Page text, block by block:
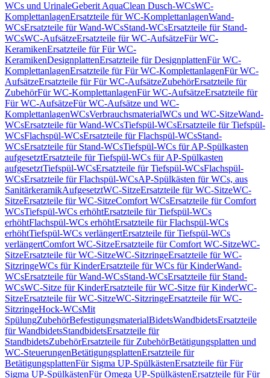
WCs und UrinaleGeberit AquaClean Dusch-WCsWC-
KomplettanlagenErsatzteile für WC-KomplettanlagenWand-
WCsErsatzteile für Wand-WCsStand-WCsErsatzteile für Stand-
WCsWC-AufsätzeErsatzteile für WC-AufsätzeFür WC-
KeramikenErsatzteile für Für WC-
KeramikenDesignplattenErsatzteile für DesignplattenFür WC-
KomplettanlagenErsatzteile für Für WC-KomplettanlagenFür WC-
AufsätzeErsatzteile für Für WC-AufsätzeZubehörErsatzteile für
ZubehörFür WC-KomplettanlagenFür WC-AufsätzeErsatzteile für
Für WC-AufsätzeFür WC-Aufsätze und WC-
KomplettanlagenWCsVerbrauchsmaterialWCs und WC-SitzeWand-
WCsErsatzteile für Wand-WCsTiefspül-WCsErsatzteile für Tiefspül-
WCsFlachspül-WCsErsatzteile für Flachspül-WCsStand-
WCsErsatzteile für Stand-WCsTiefspül-WCs für AP-Spülkasten
aufgesetztErsatzteile für Tiefspül-WCs für AP-Spülkasten
aufgesetztTiefspül-WCsErsatzteile für Tiefspül-WCsFlachspül-
WCsErsatzteile für Flachspül-WCsAP-Spülkästen für WCs, aus
SanitärkeramikAufgesetztWC-SitzeErsatzteile für WC-SitzeWC-
SitzeErsatzteile für WC-SitzeComfort WCsErsatzteile für Comfort
WCsTiefspül-WCs erhöhtErsatzteile für Tiefspül-WCs
erhöhtFlachspül-WCs erhöhtErsatzteile für Flachspül-WCs
erhöhtTiefspül-WCs verlängertErsatzteile für Tiefspül-WCs
verlängertComfort WC-SitzeErsatzteile für Comfort WC-SitzeWC-
SitzeErsatzteile für WC-SitzeWC-SitzringeErsatzteile für WC-
SitzringeWCs für KinderErsatzteile für WCs für KinderWand-
WCsErsatzteile für Wand-WCsStand-WCsErsatzteile für Stand-
WCsWC-Sitze für KinderErsatzteile für WC-Sitze für KinderWC-
SitzeErsatzteile für WC-SitzeWC-SitzringeErsatzteile für WC-
SitzringeHock-WCsMit
SpülungZubehörBefestigungsmaterialBidetsWandbidetsErsatzteile
für WandbidetsStandbidetsErsatzteile für
StandbidetsZubehörErsatzteile für ZubehörBetätigungsplatten und
WC-SteuerungenBetätigungsplattenErsatzteile für
BetätigungsplattenFür Sigma UP-SpülkästenErsatzteile für Für
Sigma UP-SpülkästenFür Omega UP-SpülkästenErsatzteile für Für